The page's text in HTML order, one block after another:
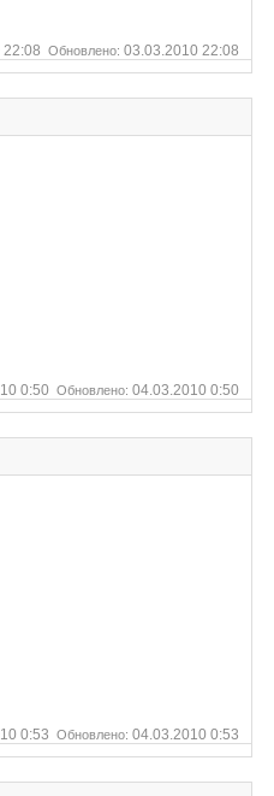
Обновлено: 03.03.2010 22:08
0:50 Обновлено: 04.03.2010 0:50
0:53 Обновлено: 04.03.2010 0:53